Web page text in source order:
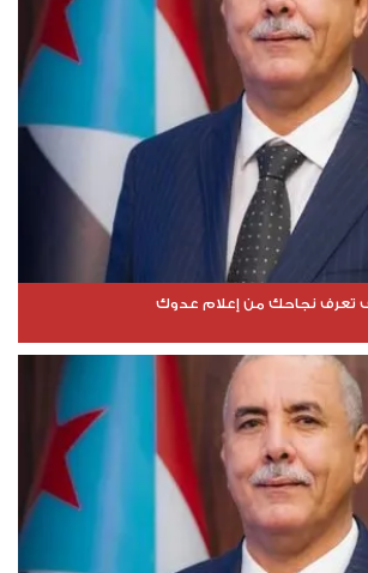
تعرف نجاحك من إعلام عدوك